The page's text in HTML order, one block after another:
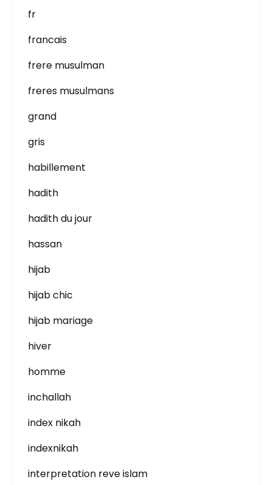
fr
francais
frere musulman
freres musulmans
grand
gris
habillement
hadith
hadith du jour
hassan
hijab
hijab chic
hijab mariage
hiver
homme
inchallah
index nikah
indexnikah
interpretation reve islam